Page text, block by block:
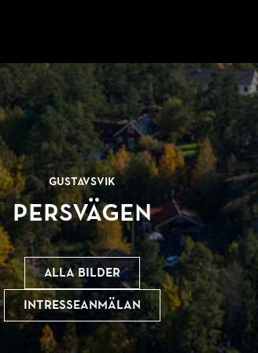
Gustavsvik
Persvägen
Alla bilder
Intresseanmälan